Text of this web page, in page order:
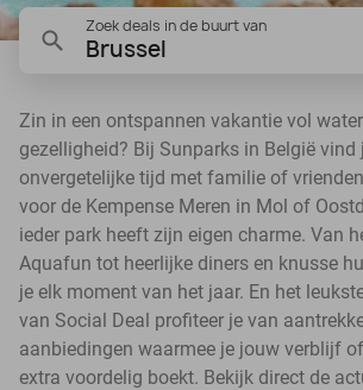
Zoek deals in de buurt van
Brussel
Zin in een ontspannen vakantie vol
gezelligheid? Bij Sunparks in België vind
onvergetelijke tijd met familie of
voor de Kempense Meren in Mol of
ieder park heeft zijn eigen charme. Van
Aquafun tot heerlijke diners en knusse
je elk moment van het jaar. En het
van Social Deal profiteer je van
aanbiedingen waarmee je jouw verblijf
extra voordelig boekt. Bekijk direct de